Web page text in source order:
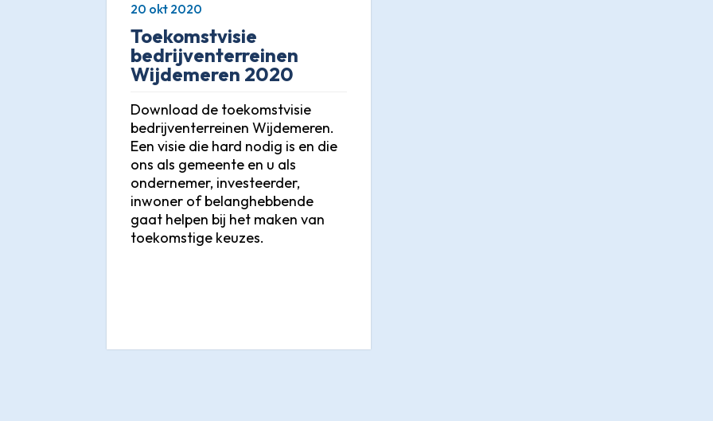
Toekomstvisie
bedrijventerreinen
Wijdemeren 2020
Download de toekomstvisie
bedrijventerreinen Wijdemeren.
Een visie die hard nodig is en die
ons als gemeente en u als
ondernemer, investeerder,
inwoner of belanghebbende
gaat helpen bij het maken van
toekomstige keuzes.
20 okt 2020